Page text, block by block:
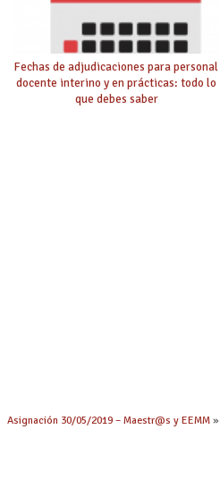
Fechas de adjudicaciones para personal
docente interino y en prácticas: todo lo
que debes saber
Asignación 30/05/2019 – Maestr@s y EEMM »